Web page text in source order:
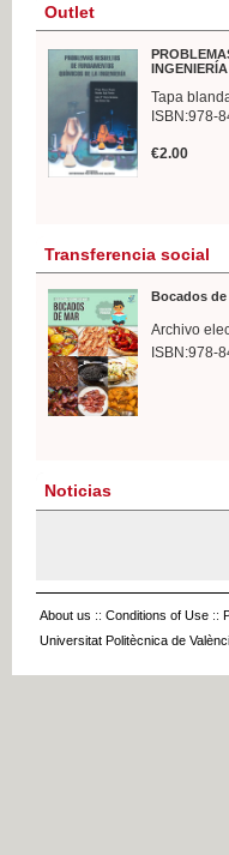
Outlet
INGENIERÍA
Tapa
ISBN:978-
€2.00
Transferencia social
Bocados
Archivo
ISBN:978-
Noticias
About us :: Conditions of Use ::
Universitat Politècnica de